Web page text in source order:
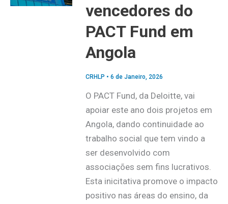
vencedores do
PACT Fund em
Angola
CRHLP • 6 de Janeiro, 2026
O PACT Fund, da Deloitte, vai
apoiar este ano dois projetos em
Angola, dando continuidade ao
trabalho social que tem vindo a
ser desenvolvido com
associações sem fins lucrativos.
Esta inicitativa promove o impacto
positivo nas áreas do ensino, da